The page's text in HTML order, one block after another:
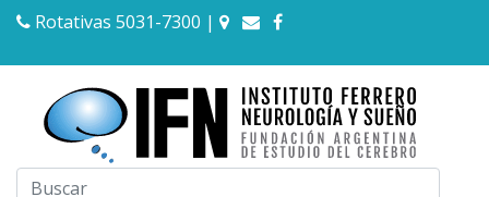
Rotativas 5031-7300 |